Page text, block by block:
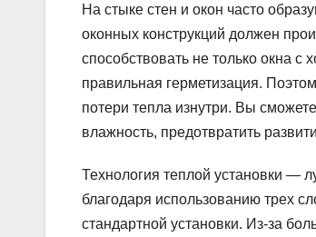
На стыке стен и окон часто
оконных конструкций должен
способствовать не только окна
правильная герметизация.
потери тепла изнутри. Вы
влажность, предотвратить
Технология теплой установки —
благодаря использованию трех
стандартной установки. Из-за